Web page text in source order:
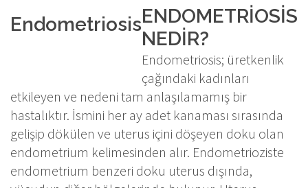
EndometriosisENDOMETRİOSİS
NEDİR?
Endometriosis; üretkenlik
çağındaki kadınları
etkileyen ve nedeni tam anlaşılamamış bir
hastalıktır. İsmini her ay adet kanaması sırasında
gelişip dökülen ve uterus içini döşeyen doku olan
endometrium kelimesinden alır. Endometrioziste
endometrium benzeri doku uterus dışında,